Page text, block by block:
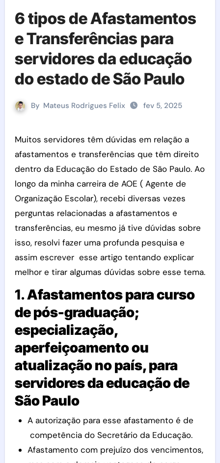
6 tipos de Afastamentos
e Transferências para
servidores da educação
do estado de São Paulo
By Mateus Rodrigues Felix fev 5, 2025
Muitos servidores têm dúvidas em relação a
afastamentos e transferências que têm direito
dentro da Educação do Estado de São Paulo. Ao
longo da minha carreira de AOE ( Agente de
Organização Escolar), recebi diversas vezes
perguntas relacionadas a afastamentos e
transferências, eu mesmo já tive dúvidas sobre
isso, resolvi fazer uma profunda pesquisa e
assim escrever esse artigo tentando explicar
melhor e tirar algumas dúvidas sobre esse tema.
1.Afastamentos para curso
de pós-graduação;
especialização,
aperfeiçoamento ou
atualização no país, para
servidores da educação de
São Paulo
A autorização para esse afastamento é de
competência do Secretário da Educação.
Afastamento com prejuízo dos vencimentos,